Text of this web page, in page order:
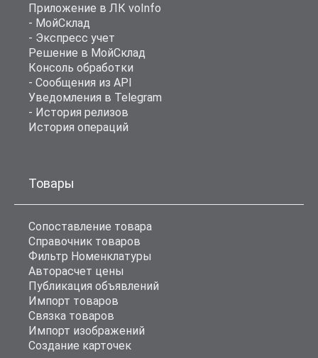
Приложение в ЛК voInfo
- МойСклад
- Экспресс учет
Решение в МойСклад
Консоль обработки
- Сообщения из API
Уведомления в Telegram
- История релизов
История операций
Товары
Сопоставление товара
Справочник товаров
Фильтр Номенклатуры
Авторасчет цены
Публикация объявлений
Импорт товаров
Связка товаров
Импорт изображений
Создание карточек